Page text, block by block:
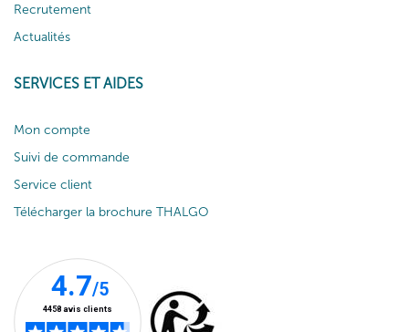
Recrutement
Actualités
SERVICES ET AIDES
Mon compte
Suivi de commande
Service client
Télécharger la brochure THALGO